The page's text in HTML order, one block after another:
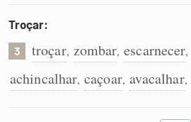
Troçar:
3 troçar, zombar, escarnecer,
achincalhar, caçoar, avacalhar,